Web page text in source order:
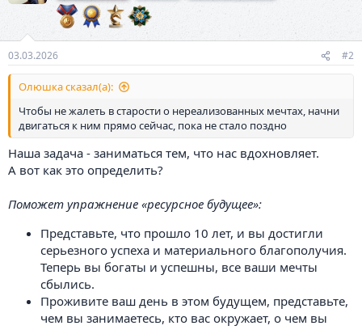
03.03.2026 #2
Олюшка сказал(а):
Чтобы не жалеть в старости о нереализованных мечтах, начни
двигаться к ним прямо сейчас, пока не стало поздно
Наша задача - заниматься тем, что нас вдохновляет.
А вот как это определить?
Поможет упражнение «ресурсное будущее»:
Представьте, что прошло 10 лет, и вы достигли
серьезного успеха и материального благополучия.
Теперь вы богаты и успешны, все ваши мечты
сбылись.
Проживите ваш день в этом будущем, представьте,
чем вы занимаетесь, кто вас окружает, о чем вы